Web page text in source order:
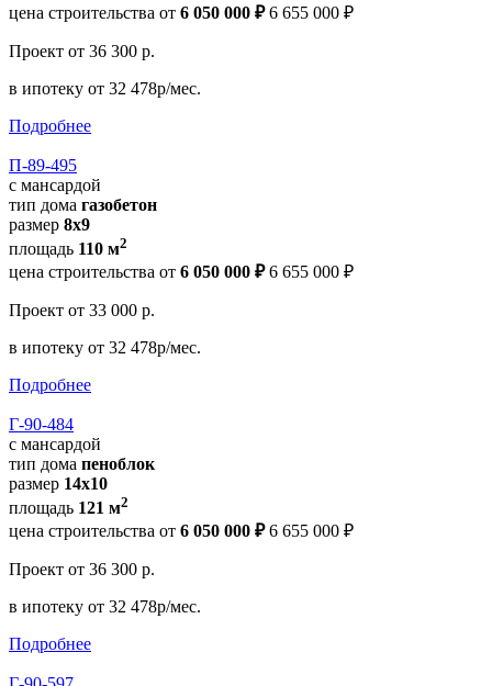
цена строительства от 6 050 000 ₽ 6 655 000 ₽
Проект от 36 300 р.
в ипотеку от 32 478р/мес.
Подробнее
П-89-495
с мансардой
тип дома газобетон
размер 8х9
площадь 110 м2
цена строительства от 6 050 000 ₽ 6 655 000 ₽
Проект от 33 000 р.
в ипотеку от 32 478р/мес.
Подробнее
Г-90-484
с мансардой
тип дома пеноблок
размер 14х10
площадь 121 м2
цена строительства от 6 050 000 ₽ 6 655 000 ₽
Проект от 36 300 р.
в ипотеку от 32 478р/мес.
Подробнее